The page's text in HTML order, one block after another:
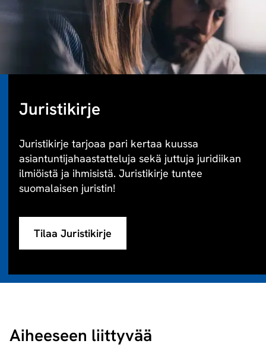
Juristikirje
Juristikirje tarjoaa pari kertaa kuussa
asiantuntijahaastatteluja sekä juttuja juridiikan
ilmiöistä ja ihmisistä. Juristikirje tuntee
suomalaisen juristin!
Tilaa Juristikirje
Aiheeseen liittyvää